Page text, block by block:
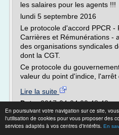
En poursuivant votre navigation sur ce site,
l'utilisation de cookies pour vous proposer des
services adaptés à vos centres d'intérêts. En
les salaires pour les agents !!!
lundi 5 septembre 2016
Le protocole d'accord PPCR -
Carrières et Rémunérations -
des organisations syndicales
dont la CGT.
Ce protocole du
valeur du point d'indice, l'arrêt
Lire la suite
Date:2017-04-04 00:48:43
Site :http://www.cgtlaborit.fr
Thèmes liés :valeur de